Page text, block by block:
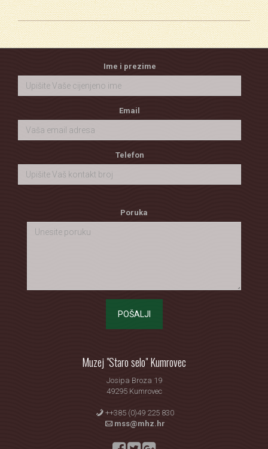
Ime i prezime
Email
Telefon
Poruka
POŠALJI
Muzej "Staro selo" Kumrovec
Josipa Broza 19
49295 Kumrovec
++385 (0)49 225 830
mss@mhz.hr